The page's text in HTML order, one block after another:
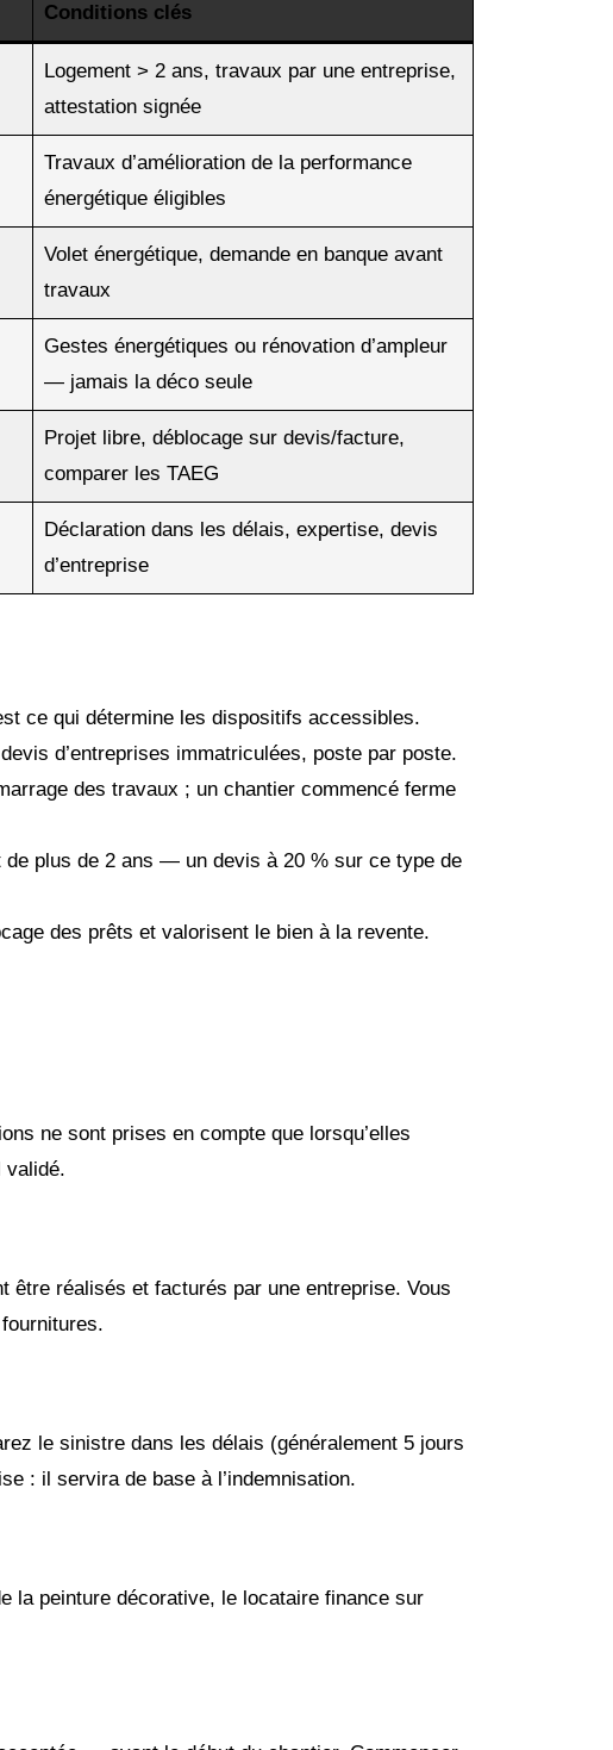
Conditions clés
Logement > 2 ans, travaux par une entreprise,
attestation signée
Travaux d’amélioration de la performance
énergétique éligibles
Volet énergétique, demande en banque avant
travaux
Gestes énergétiques ou rénovation d’ampleur
— jamais la déco seule
Projet libre, déblocage sur devis/facture,
comparer les TAEG
Déclaration dans les délais, expertise, devis
d’entreprise
ce qui détermine les dispositifs accessibles.
d’entreprises immatriculées, poste par poste.
des travaux ; un chantier commencé ferme
plus de 2 ans — un devis à 20 % sur ce type de
des prêts et valorisent le bien à la revente.
ne sont prises en compte que lorsqu’elles
validé.
être réalisés et facturés par une entreprise. Vous
le sinistre dans les délais (généralement 5 jours
: il servira de base à l’indemnisation.
la peinture décorative, le locataire finance sur